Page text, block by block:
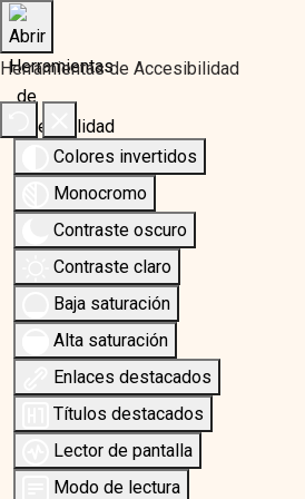
Herramientas de Accesibilidad
Colores invertidos
Monocromo
Contraste oscuro
Contraste claro
Baja saturación
Alta saturación
Enlaces destacados
Títulos destacados
Lector de pantalla
Modo de lectura